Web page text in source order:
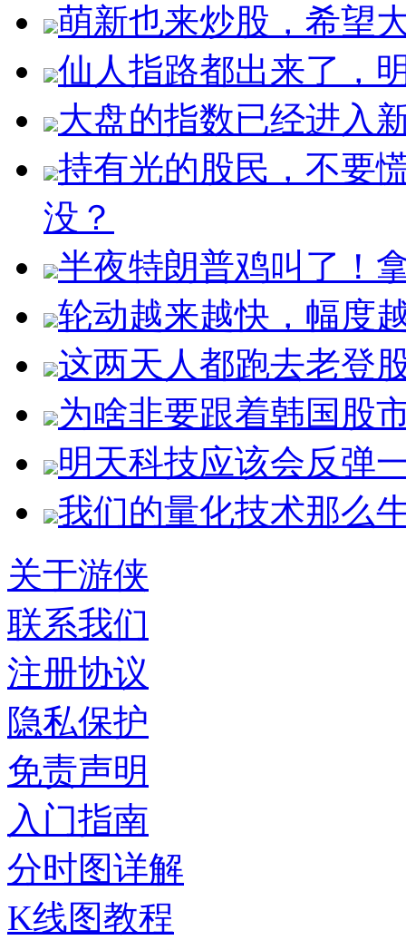
萌新也来炒股，希望
仙人指路都出来了，
大盘的指数已经进入
持有光的股民，不要
没？
半夜特朗普鸡叫了！
轮动越来越快，幅度
这两天人都跑去老登
为啥非要跟着韩国股
明天科技应该会反弹
我们的量化技术那么
关于游侠
联系我们
注册协议
隐私保护
免责声明
入门指南
分时图详解
K线图教程